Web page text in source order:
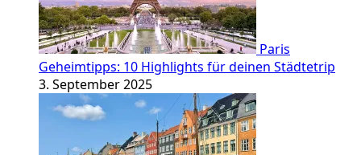
Paris
Geheimtipps: 10 Highlights für deinen Städtetrip
3. September 2025